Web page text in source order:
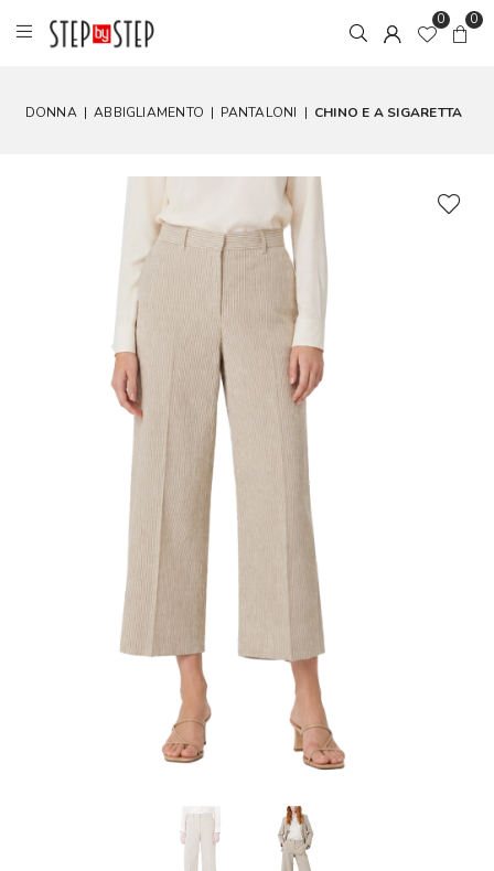
0 0
DONNA | ABBIGLIAMENTO | PANTALONI | CHINO E A SIGARETTA